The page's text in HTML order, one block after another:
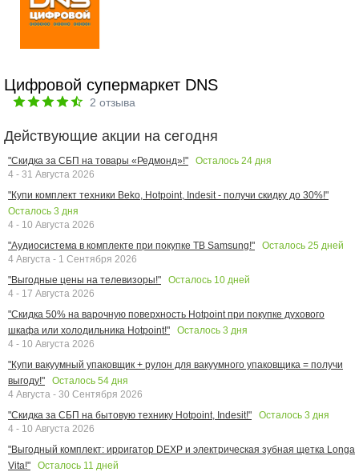
Цифровой супермаркет DNS
2 отзыва
Действующие акции на сегодня
"Скидка за СБП на товары «Редмонд»!" Осталось 24 дня
4 - 31 Августа 2026
"Купи комплект техники Beko, Hotpoint, Indesit - получи скидку до 30%!"
Осталось 3 дня
4 - 10 Августа 2026
"Аудиосистема в комплекте при покупке ТВ Samsung!"
Осталось 25 дней
4 Августа - 1 Сентября 2026
"Выгодные цены на телевизоры!"
Осталось 10 дней
4 - 17 Августа 2026
"Скидка 50% на варочную поверхность Hotpoint при покупке духового
шкафа или холодильника Hotpoint!"
Осталось 3 дня
4 - 10 Августа 2026
"Купи вакуумный упаковщик + рулон для вакуумного упаковщика = получи
выгоду!"
Осталось 54 дня
4 Августа - 30 Сентября 2026
"Скидка за СБП на бытовую технику Hotpoint, Indesit!"
Осталось 3 дня
4 - 10 Августа 2026
"Выгодный комплект: ирригатор DEXP и электрическая зубная щетка Longa
Vita!"
Осталось 11 дней